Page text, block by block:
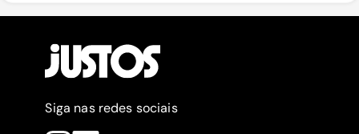
Siga nas redes sociais